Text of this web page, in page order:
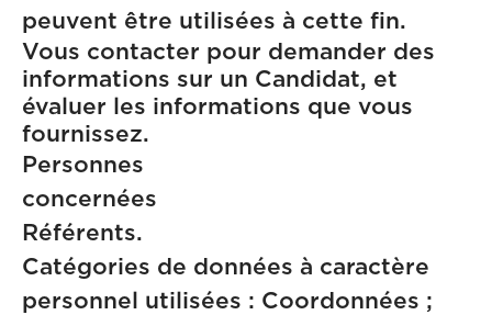
peuvent être utilisées à cette fin.
Vous contacter pour demander des
informations sur un Candidat, et
évaluer les informations que vous
fournissez.
Personnes
Référents.
Catégories de données à caractère
personnel utilisées : Coordonnées ;